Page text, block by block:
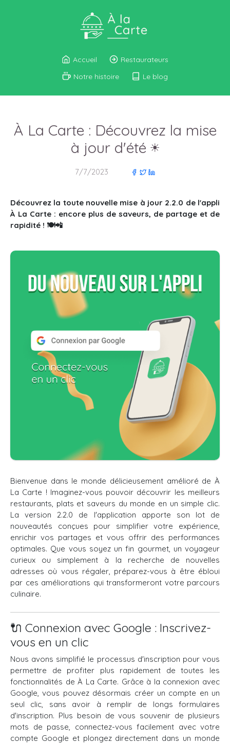
Accueil
Restaurateurs
Notre histoire
Le blog
À La Carte : Découvrez la mise
à jour d'été ☀️
7/7/2023
Découvrez la toute nouvelle mise à jour 2.2.0 de l'appli
À La Carte : encore plus de saveurs, de partage et de
rapidité ! 🍽️📲
Bienvenue dans le monde délicieusement amélioré de À
La Carte ! Imaginez-vous pouvoir découvrir les meilleurs
restaurants, plats et saveurs du monde en un simple clic.
La version 2.2.0 de l'application apporte son lot de
nouveautés conçues pour simplifier votre expérience,
enrichir vos partages et vous offrir des performances
optimales. Que vous soyez un fin gourmet, un voyageur
curieux ou simplement à la recherche de nouvelles
adresses où vous régaler, préparez-vous à être ébloui
par ces améliorations qui transformeront votre parcours
culinaire.
🔌 Connexion avec Google : Inscrivez-
vous en un clic
Nous avons simplifié le processus d'inscription pour vous
permettre de profiter plus rapidement de toutes les
fonctionnalités de À La Carte. Grâce à la connexion avec
Google, vous pouvez désormais créer un compte en un
seul clic, sans avoir à remplir de longs formulaires
d'inscription. Plus besoin de vous souvenir de plusieurs
mots de passe, connectez-vous facilement avec votre
compte Google et plongez directement dans un monde